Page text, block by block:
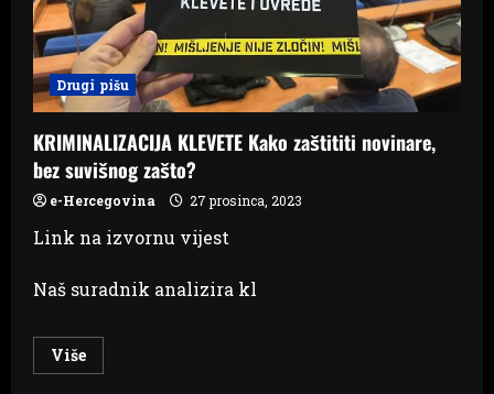
Drugi pišu
KRIMINALIZACIJA KLEVETE Kako zaštititi novinare,
bez suvišnog zašto?
e-Hercegovina 27 prosinca, 2023
Link na izvornu vijest
Naš suradnik analizira kl
VišeRead
more